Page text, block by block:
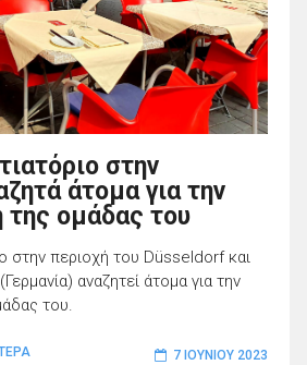
στην
άτομα για την
ομάδας του
στην περιοχή του Düsseldorf και
αναζητεί άτομα για την
του.
7 ΙΟΥΝΊΟΥ 2023